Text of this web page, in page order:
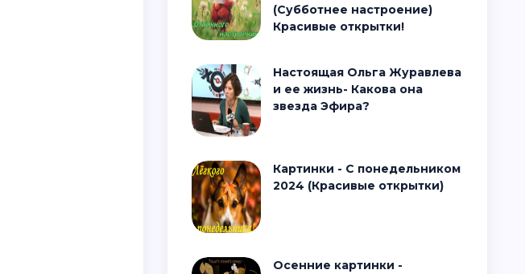
(Субботнее настроение)
Красивые открытки!
Настоящая Ольга Журавлева
и ее жизнь- Какова она
звезда Эфира?
Картинки - С понедельником
2024 (Красивые открытки)
Осенние картинки -